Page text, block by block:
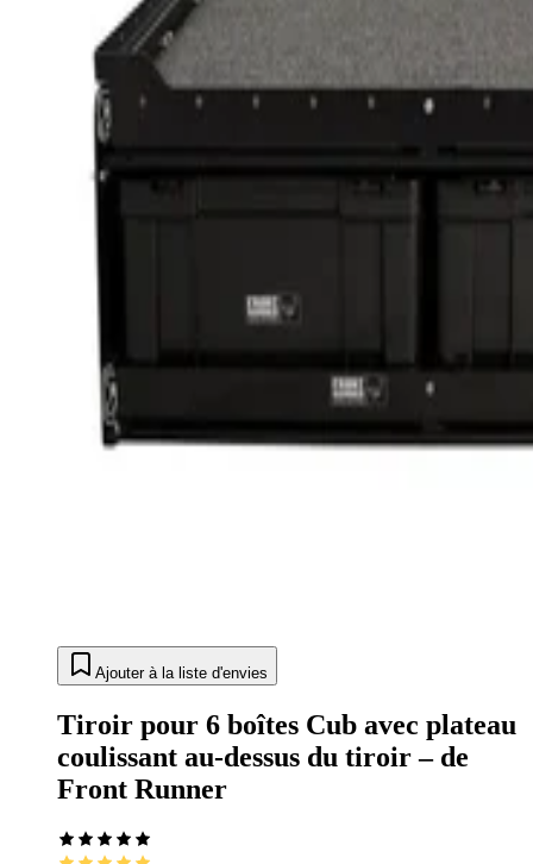
Ajouter à la liste d'envies
Tiroir pour 6 boîtes Cub avec plateau
coulissant au-dessus du tiroir – de
Front Runner